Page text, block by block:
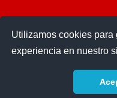
Utilizamos cookies para
experiencia en nuestro